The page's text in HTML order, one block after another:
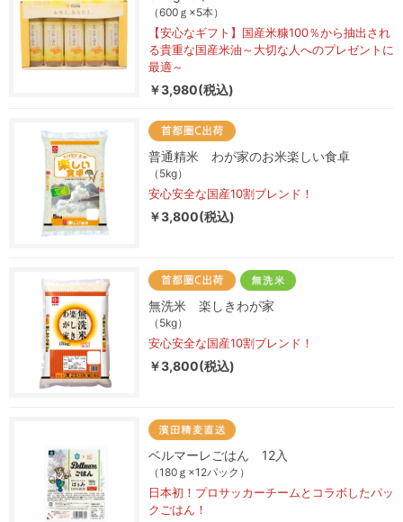
（600ｇ×5本）
【安心なギフト】国産米糠100％から抽出され
る貴重な国産米油～大切な人へのプレゼントに
最適～
￥3,980(税込)
普通精米 わが家のお米楽しい食卓
（5kg）
安心安全な国産10割ブレンド！
￥3,800(税込)
無洗米 楽しきわが家
（5kg）
安心安全な国産10割ブレンド！
￥3,800(税込)
ベルマーレごはん 12入
（180ｇ×12パック）
日本初！プロサッカーチームとコラボしたパッ
クごはん！